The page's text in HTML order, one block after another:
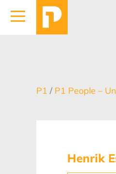
P1/ P1 People –
Henrik